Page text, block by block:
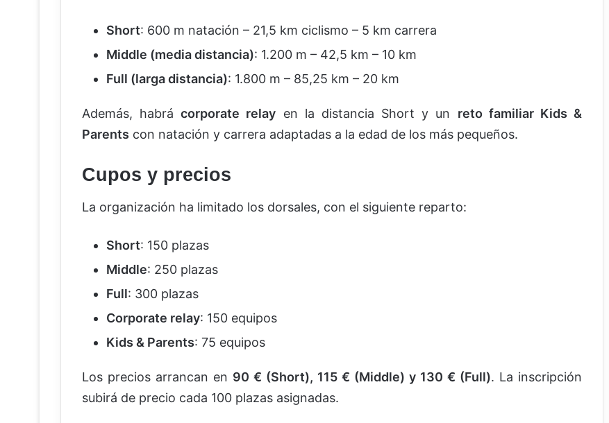
Short: 600 m natación – 21,5 km ciclismo – 5 km carrera
Middle (media distancia): 1.200 m – 42,5 km – 10 km
Full (larga distancia): 1.800 m – 85,25 km – 20 km
Además, habrácorporate relay en la distancia Short y un reto familiar Kids &
Parents con natación y carrera adaptadas a la edad de los más pequeños.
Cupos y precios
La organización ha limitado los dorsales, con el siguiente reparto:
Short: 150 plazas
Middle: 250 plazas
Full: 300 plazas
Corporate relay: 150 equipos
Kids & Parents: 75 equipos
Los precios arrancan en 90 € (Short), 115 € (Middle) y 130 € (Full). La inscripción
subirá de precio cada 100 plazas asignadas.